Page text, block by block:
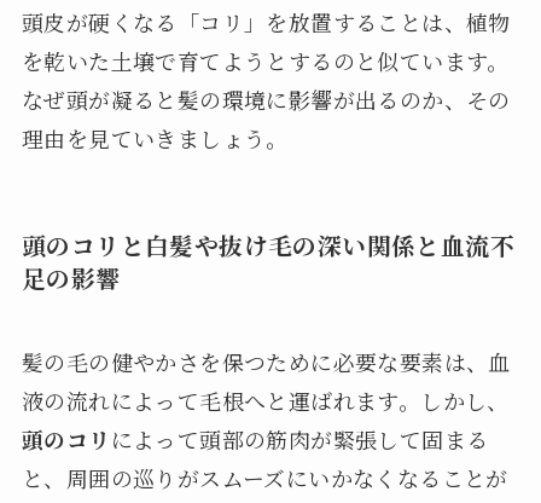
頭皮が硬くなる「コリ」を放置することは、植物
を乾いた土壌で育てようとするのと似ています。
なぜ頭が凝ると髪の環境に影響が出るのか、その
理由を見ていきましょう。
頭のコリと白髪や抜け毛の深い関係と血流不
足の影響
髪の毛の健やかさを保つために必要な要素は、血
液の流れによって毛根へと運ばれます。しかし、
頭のコリ によって頭部の筋肉が緊張して固まる
と、周囲の巡りがスムーズにいかなくなることが